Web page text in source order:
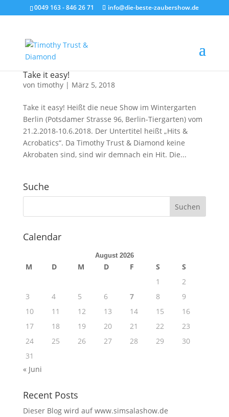
0049 163 - 846 26 71 info@die-beste-zaubershow.de
Take it easy!
von timothy| März 5, 2018
Take it easy! Heißt die neue Show im Wintergarten
Berlin (Potsdamer Strasse 96, Berlin-Tiergarten) vom
21.2.2018-10.6.2018. Der Untertitel heißt „Hits &
Acrobatics“. Da Timothy Trust & Diamond keine
Akrobaten sind, sind wir demnach ein Hit. Die...
Suche
Calendar
August 2026
M D M D F S
S
1
2
3
4 5 6 7 8
9
10
11 12 13 14 15
16
17
18 19 20 21 22
23
24
25 26 27 28 29
30
31
« Juni
Recent Posts
Dieser Blog wird auf www.simsalashow.de